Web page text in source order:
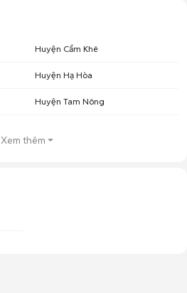
Huyện Cẩm Khê
Huyện Hạ Hòa
Huyện Tam Nông
Xem thêm